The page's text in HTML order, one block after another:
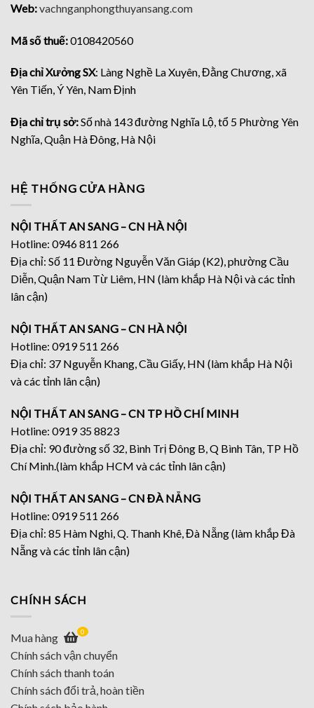
Web:vachnganphongthuyansang.com
Mã số thuế:0108420560
Địa chỉ Xưởng SX: Làng Nghề La Xuyên, Đằng Chương, xã
Yên Tiến, Ý Yên, Nam Định
Địa chỉ trụ sở:Số nhà 143 đường Nghĩa Lộ, tổ 5 Phường Yên
Nghĩa, Quận Hà Đông, Hà Nội
HỆ THỐNG CỬA HÀNG
NỘI THẤT AN SANG – CN HÀ NỘI
Hotline: 0946 811 266
Địa chỉ: Số 11 Đường Nguyễn Văn Giáp (K2), phường Cầu
Diễn, Quận Nam Từ Liêm, HN (làm khắp Hà Nội và các tỉnh
lân cận)
NỘI THẤT AN SANG – CN HÀ NỘI
Hotline: 0919 511 266
Địa chỉ: 37 Nguyễn Khang, Cầu Giấy, HN (làm khắp Hà Nội
và các tỉnh lân cận)
NỘI THẤT AN SANG – CN TP HỒ CHÍ MINH
Hotline: 0919 35 8823
Địa chỉ: 90 đường số 32, Bình Trị Đông B, Q Bình Tân, TP Hồ
Chí Minh.(làm khắp HCM và các tỉnh lân cận)
NỘI THẤT AN SANG – CN ĐÀ NẴNG
Hotline: 0919 511 266
Địa chỉ: 85 Hàm Nghi, Q. Thanh Khê, Đà Nẵng (làm khắp Đà
Nẵng và các tỉnh lân cận)
CHÍNH SÁCH
Mua hàng 0
Chính sách vận chuyển
Chính sách thanh toán
Chính sách đổi trả, hoàn tiền